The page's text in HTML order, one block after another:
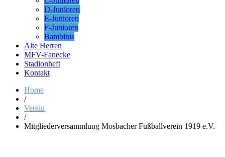
D-Junioren
E-Junioren
F-Junioren
Bambinis
Alte Herren
MFV-Fanecke
Stadionheft
Kontakt
Home
/
Verein
/
Mitgliederversammlung Mosbacher Fußballverein 1919 e.V.